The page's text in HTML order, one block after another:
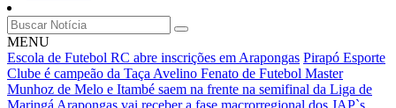
MENU
Escola de Futebol RC abre inscrições em Arapongas Pirapó Esporte
Clube é campeão da Taça Avelino Fenato de Futebol Master
Munhoz de Melo e Itambé saem na frente na semifinal da Liga de
Maringá Arapongas vai receber a fase macrorregional dos JAP`s